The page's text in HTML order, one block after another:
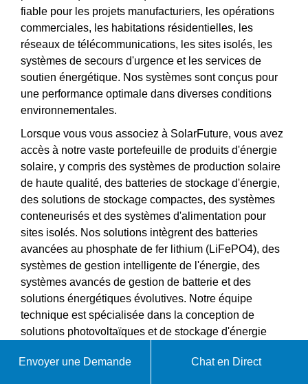
fiable pour les projets manufacturiers, les opérations
commerciales, les habitations résidentielles, les
réseaux de télécommunications, les sites isolés, les
systèmes de secours d'urgence et les services de
soutien énergétique. Nos systèmes sont conçus pour
une performance optimale dans diverses conditions
environnementales.
Lorsque vous vous associez à SolarFuture, vous avez
accès à notre vaste portefeuille de produits d'énergie
solaire, y compris des systèmes de production solaire
de haute qualité, des batteries de stockage d'énergie,
des solutions de stockage compactes, des systèmes
conteneurisés et des systèmes d'alimentation pour
sites isolés. Nos solutions intègrent des batteries
avancées au phosphate de fer lithium (LiFePO4), des
systèmes de gestion intelligente de l'énergie, des
systèmes avancés de gestion de batterie et des
solutions énergétiques évolutives. Notre équipe
technique est spécialisée dans la conception de
solutions photovoltaïques et de stockage d'énergie
projet.
Envoyer une Demande Chat en Direct